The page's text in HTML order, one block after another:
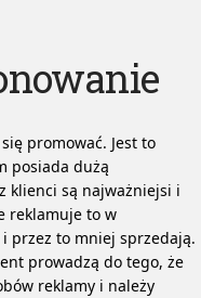
promować. Jest to
posiada dużą
klienci są najważniejsi i
reklamuje to w
przez to mniej sprzedają.
prowadzą do tego, że
reklamy i należy